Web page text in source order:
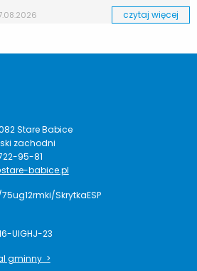
czytaj więcej
Stare Babice
zachodni
95-81
babice.pl
75ug12rmki/SkrytkaESP
UIGHJ-23
gminny >